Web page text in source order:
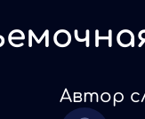
Автор